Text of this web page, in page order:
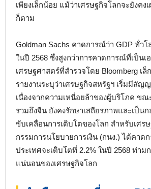
เพียงเล็กน้อย แม้ว่าเศรษฐกิจโลกจะยังค
ก็ตาม
Goldman Sachs คาดการณ์ว่า GDP ทั่วโ
ในปี 2568 ซึ่งสูงกว่าการคาดการณ์ที่เป็น
เศรษฐศาสตร์ที่สำรวจโดย Bloomberg เ
รายงานระบุว่าเศรษฐกิจสหรัฐฯ เริ่มมีสัญ
เนื่องจากความเหนื่อยล้าของผู้บริโภค ขณ
รวมถึงจีน ยังคงรักษาเสถียรภาพและเป็น
ขับเคลื่อนการเติบโตของโลก สำหรับเศร
กรรมการนโยบายการเงิน (กนง.) ได้คาด
ประเทศจะเติบโตที่ 2.2% ในปี 2568 ท่าม
แน่นอนของเศรษฐกิจโลก